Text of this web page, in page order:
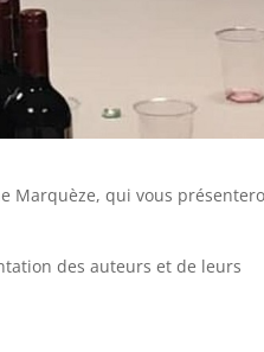
Marquèze, qui vous
des auteurs et de leurs